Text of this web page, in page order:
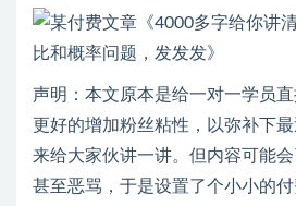
声明：本文原本是给一对一学员
更好的增加粉丝粘性，以弥补下
来给大家伙讲一讲。但内容可能
甚至恶骂，于是设置了个小小的